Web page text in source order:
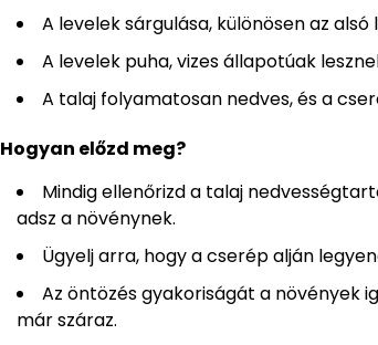
A levelek sárgulása, különösen az alsó
A levelek puha, vizes állapotúak
A talaj folyamatosan nedves, és a
Hogyan előzd meg?
Mindig ellenőrizd a talaj
adsz a növénynek.
Ügyelj arra, hogy a cserép alján
Az öntözés gyakoriságát a növények
már száraz.